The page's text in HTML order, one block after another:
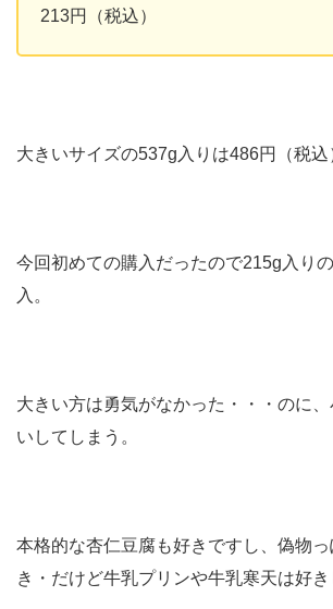
213円（税込）
大きいサイズの537g入りは486円（税込
今回初めての購入だったので215g入り
入。
大きい方は勇気がなかった・・・のに
いしてしまう。
本格的な杏仁豆腐も好きですし、偽物
き・だけど牛乳プリンや牛乳寒天は好き